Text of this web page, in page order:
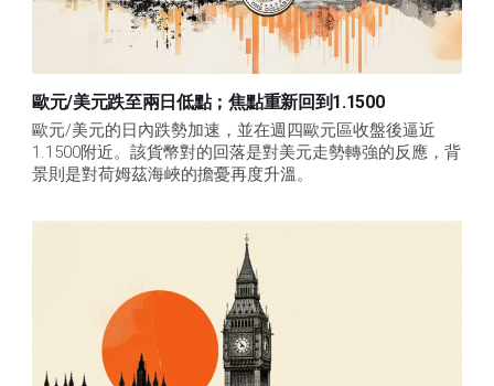
歐元/美元跌至兩日低點；焦點重新回到1.1500
歐元/美元的日內跌勢加速，並在週四歐元區收盤後逼近
1.1500附近。該貨幣對的回落是對美元走勢轉強的反應，背
景則是對荷姆茲海峽的擔憂再度升溫。